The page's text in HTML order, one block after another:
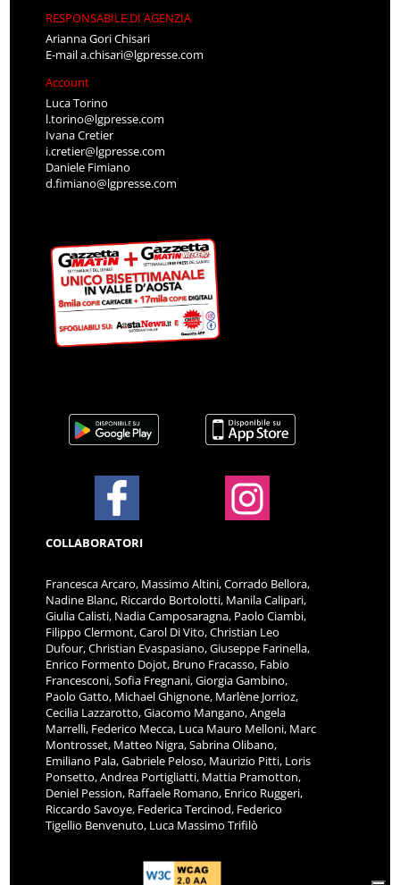
RESPONSABILE DI AGENZIA
Arianna Gori Chisari
E-maila.chisari@lgpresse.com
Account
Luca Torino
l.torino@lgpresse.com
Ivana Cretier
i.cretier@lgpresse.com
Daniele Fimiano
d.fimiano@lgpresse.com
COLLABORATORI
Francesca Arcaro, Massimo Altini, Corrado Bellora,
Nadine Blanc, Riccardo Bortolotti, Manila Calipari,
Giulia Calisti, Nadia Camposaragna, Paolo Ciambi,
Filippo Clermont, Carol Di Vito, Christian Leo
Dufour, Christian Evaspasiano, Giuseppe Farinella,
Enrico Formento Dojot, Bruno Fracasso, Fabio
Francesconi, Sofia Fregnani, Giorgia Gambino,
Paolo Gatto, Michael Ghignone, Marlène Jorrioz,
Cecilia Lazzarotto, Giacomo Mangano, Angela
Marrelli, Federico Mecca, Luca Mauro Melloni, Marc
Montrosset, Matteo Nigra, Sabrina Olibano,
Emiliano Pala, Gabriele Peloso, Maurizio Pitti, Loris
Ponsetto, Andrea Portigliatti, Mattia Pramotton,
Deniel Pession, Raffaele Romano, Enrico Ruggeri,
Riccardo Savoye, Federica Tercinod, Federico
Tigellio Benvenuto, Luca Massimo Trifilò